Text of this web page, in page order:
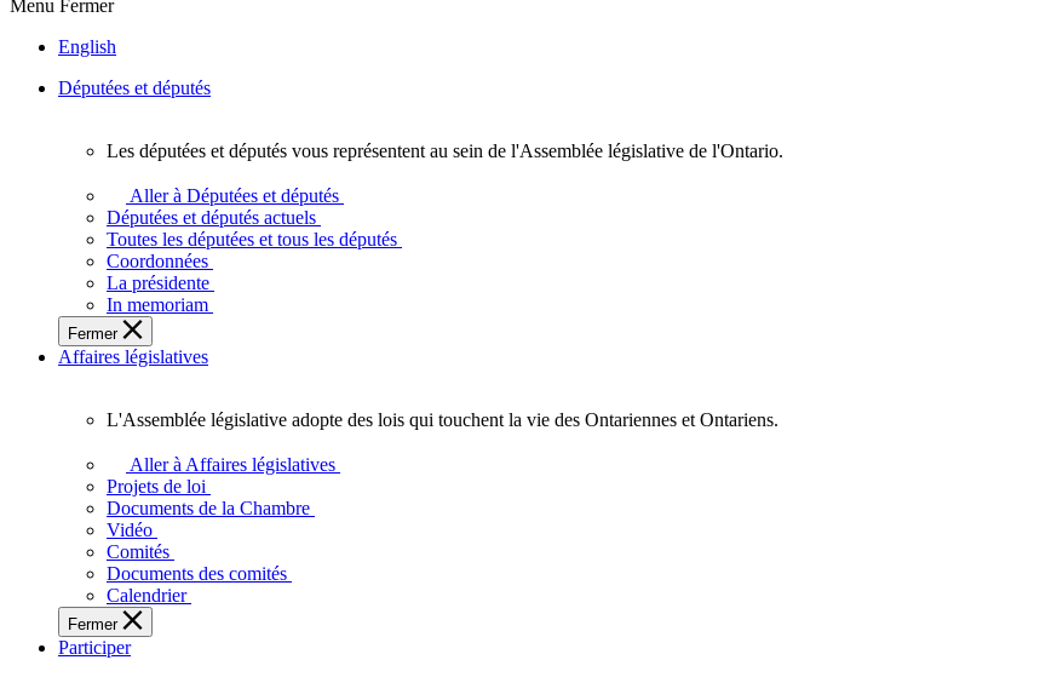
Menu Fermer
English
Députées et députés
députées
députés
vous
représentent
sein
de
l'Assemblée
l'Ontario.
Les députées et députés vous représentent au sein de l'Assemblée législative de l'Ontario.
Aller à Députées et députés
Députées et députés actuels
Toutes les députées et tous les députés
Coordonnées
La présidente
In memoriam
Fermer
Affaires législatives
législative
adopte
touchent
vie
des
Ontariennes
L'Assemblée législative adopte des lois qui touchent la vie des Ontariennes et Ontariens.
Aller à Affaires législatives
Projets de loi
Documents de la Chambre
Vidéo
Comités
Documents des comités
Calendrier
Fermer
Participer